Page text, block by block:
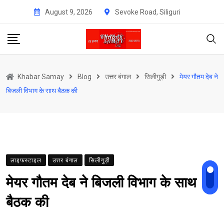
content
August 9, 2026 Sevoke Road, Siliguri
Khabar Samay Blog उत्तर बंगाल सिलीगुड़ी
मेयर गौतम देब ने
बिजली विभाग के साथ बैठक की
लाइफस्टाइल उत्तर बंगाल सिलीगुड़ी
मेयर गौतम देब ने बिजली विभाग के साथ
बैठक की